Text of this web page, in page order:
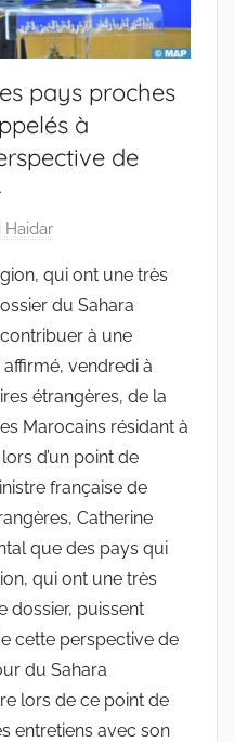
pays proches
à
de
Haidar
qui ont une très
du Sahara
à une
vendredi à
étrangères, de la
Marocains résidant à
d’un point de
française de
Catherine
que des pays qui
qui ont une très
dossier, puissent
cette perspective de
du Sahara
lors de ce point de
entretiens avec son